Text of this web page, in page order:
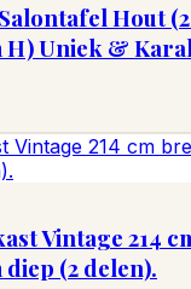
Hout
H) Uniek &
Vintage 214
(2 delen).